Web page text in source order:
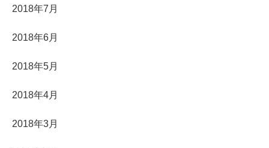
2018年7月
2018年6月
2018年5月
2018年4月
2018年3月